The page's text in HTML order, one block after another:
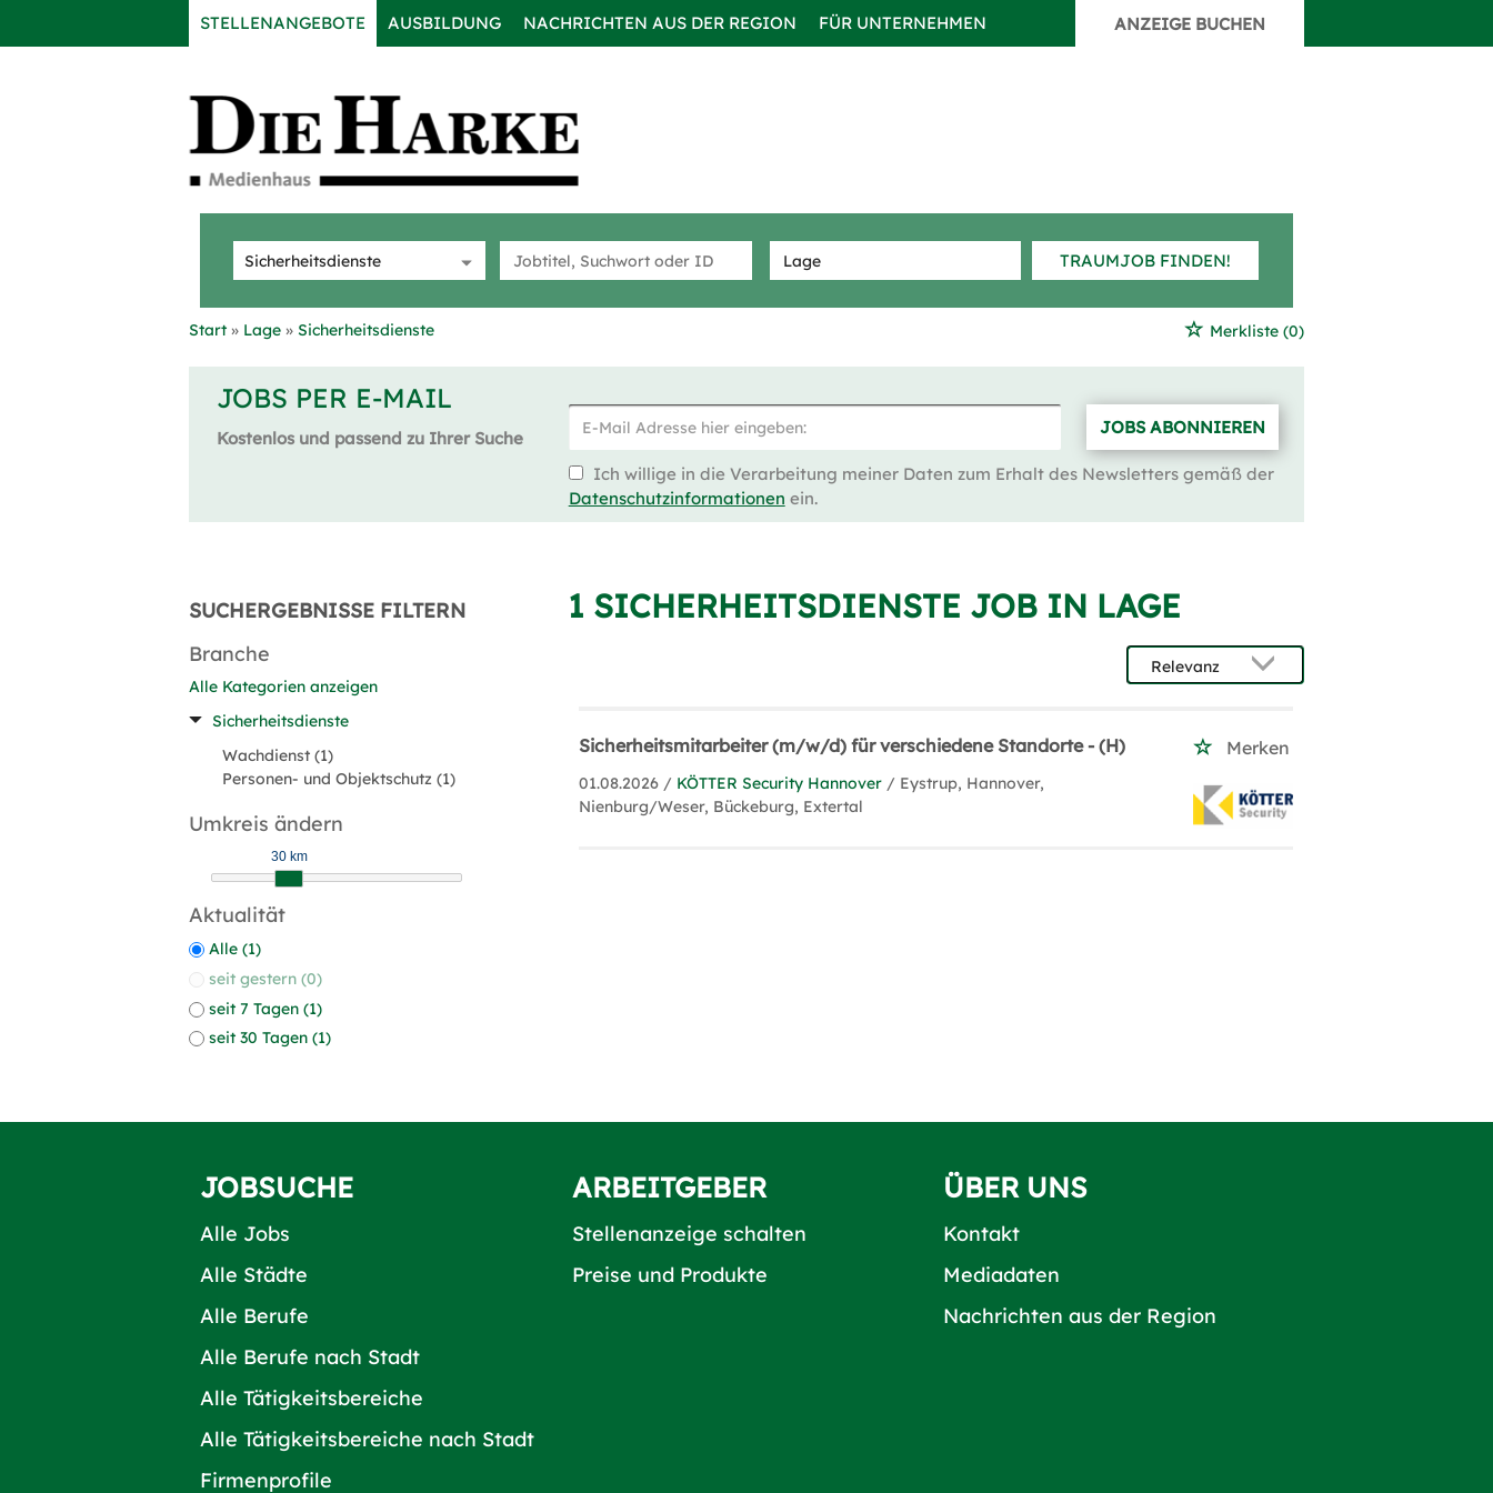
STELLENANGEBOTE AUSBILDUNG NACHRICHTEN AUS DER REGION FÜR UNTERNEHMEN ANZEIGE BUCHEN
TRAUMJOB FINDEN!
Start Lage Sicherheitsdienste Merkliste (0)
JOBS PER E-MAIL
Kostenlos und passend zu Ihrer Suche
JOBS ABONNIEREN
Ich willige in die Verarbeitung meiner Daten zum Erhalt des Newsletters gemäß der
Datenschutzinformationen ein.
SUCHERGEBNISSE FILTERN
Branche
Alle Kategorien anzeigen
Sicherheitsdienste
Wachdienst (1)
Personen- und Objektschutz (1)
Umkreis ändern
30 km
Aktualität
Alle (1)
seit gestern (0)
seit 7 Tagen (1)
seit 30 Tagen (1)
1 SICHERHEITSDIENSTE JOB IN LAGE
Sicherheitsmitarbeiter (m/w/d) für verschiedene Standorte - (H) Merken
01.08.2026 / KÖTTER Security Hannover / Eystrup, Hannover,
Nienburg/Weser, Bückeburg, Extertal
JOBSUCHE
Alle Jobs
Alle Städte
Alle Berufe
Alle Berufe nach Stadt
Alle Tätigkeitsbereiche
Alle Tätigkeitsbereiche nach Stadt
Firmenprofile
ARBEITGEBER
Stellenanzeige schalten
Preise und Produkte
ÜBER UNS
Kontakt
Mediadaten
Nachrichten aus der Region